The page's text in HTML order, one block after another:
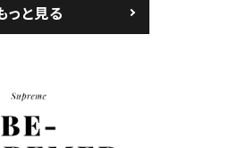
っと見る